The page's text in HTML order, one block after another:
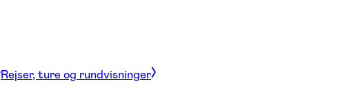
Rejser, ture og rundvisninger